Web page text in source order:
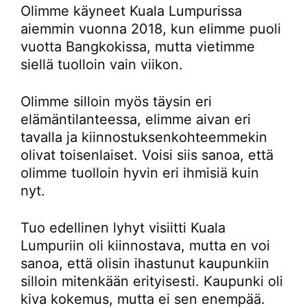
Olimme käyneet Kuala Lumpurissa
aiemmin vuonna 2018, kun elimme puoli
vuotta Bangkokissa, mutta vietimme
siellä tuolloin vain viikon.
Olimme silloin myös täysin eri
elämäntilanteessa, elimme aivan eri
tavalla ja kiinnostuksenkohteemmekin
olivat toisenlaiset. Voisi siis sanoa, että
olimme tuolloin hyvin eri ihmisiä kuin
nyt.
Tuo edellinen lyhyt visiitti Kuala
Lumpuriin oli kiinnostava, mutta en voi
sanoa, että olisin ihastunut kaupunkiin
silloin mitenkään erityisesti. Kaupunki oli
kiva kokemus, mutta ei sen enempää.